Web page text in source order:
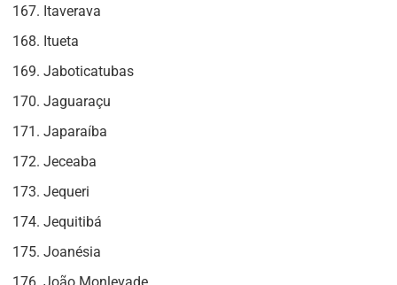
Itaverava
Itueta
Jaboticatubas
Jaguaraçu
Japaraíba
Jeceaba
Jequeri
Jequitibá
Joanésia